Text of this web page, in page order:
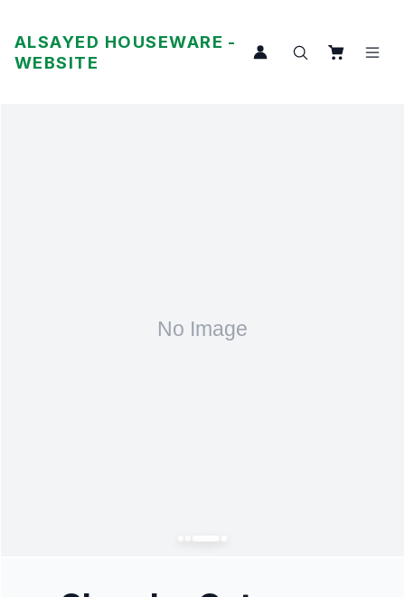
ALSAYED HOUSEWARE -
WEBSITE